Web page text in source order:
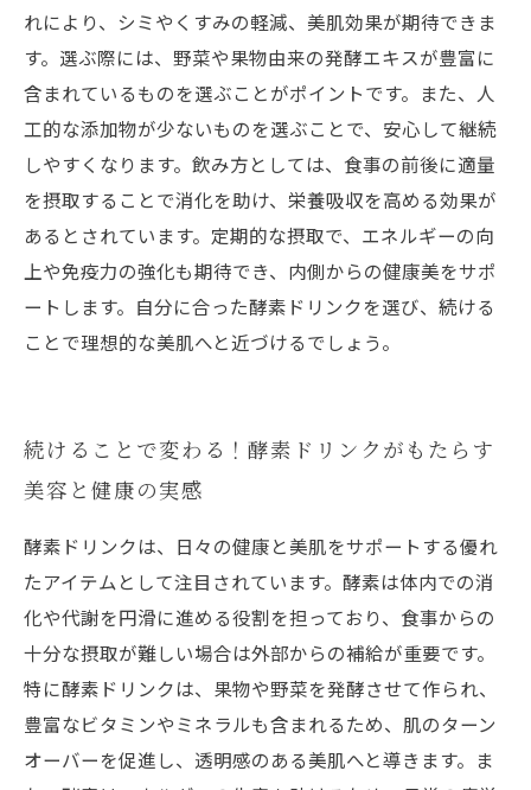
れにより、シミやくすみの軽減、美肌効果が期待できま
す。選ぶ際には、野菜や果物由来の発酵エキスが豊富に
含まれているものを選ぶことがポイントです。また、人
工的な添加物が少ないものを選ぶことで、安心して継続
しやすくなります。飲み方としては、食事の前後に適量
を摂取することで消化を助け、栄養吸収を高める効果が
あるとされています。定期的な摂取で、エネルギーの向
上や免疫力の強化も期待でき、内側からの健康美をサポ
ートします。自分に合った酵素ドリンクを選び、続ける
ことで理想的な美肌へと近づけるでしょう。
続けることで変わる！酵素ドリンクがもたらす
美容と健康の実感
酵素ドリンクは、日々の健康と美肌をサポートする優れ
たアイテムとして注目されています。酵素は体内での消
化や代謝を円滑に進める役割を担っており、食事からの
十分な摂取が難しい場合は外部からの補給が重要です。
特に酵素ドリンクは、果物や野菜を発酵させて作られ、
豊富なビタミンやミネラルも含まれるため、肌のターン
オーバーを促進し、透明感のある美肌へと導きます。ま